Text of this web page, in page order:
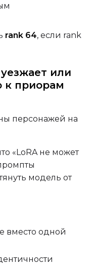
rank 64, если rank
или
к приорам
персонажей на
«LoRA не может
модель от
вместо одной